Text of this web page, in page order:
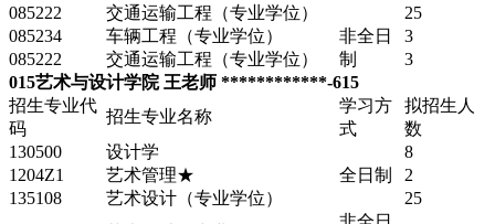
085222
交通运输工程（专业学位）
25
085234
车辆工程（专业学位）
非全日
制
3
085222
交通运输工程（专业学位）
3
015艺术与设计学院 王老师 ************-615
招生专业代
码
招生专业名称
学习方
式
拟招生人
数
130500
设计学
全日制
8
1204Z1
艺术管理★
2
135108
艺术设计（专业学位）
25